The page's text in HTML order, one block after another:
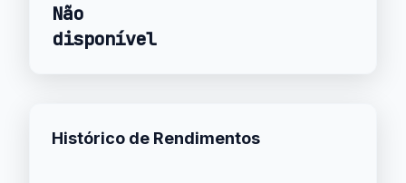
Não
disponível
Histórico de Rendimentos